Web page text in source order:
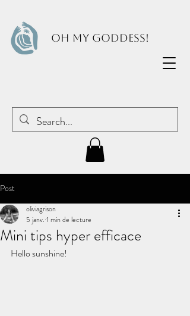
OH MY GODDESS!
Post
Mini tips hyper efficace
oliviagrison
5 janv. 1 min de lecture
Hello sunshine!